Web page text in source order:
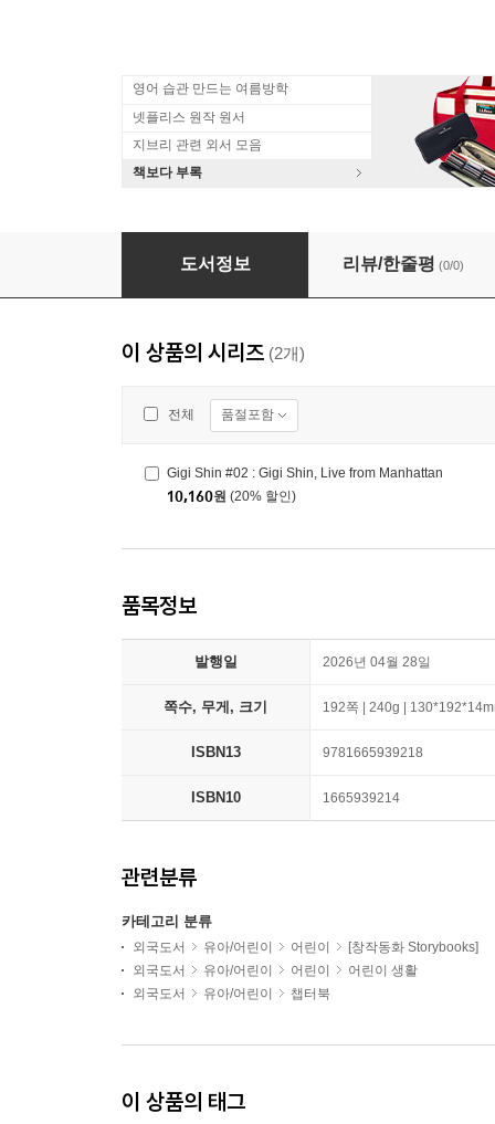
영어 습관 만드는 여름방학
넷플리스 원작 원서
지브리 관련 외서 모음
책보다 부록
Gigi Shin #02 : Gigi Shin, Live from
도서정보 리뷰/한줄평 (0/0)
이 상품의 시리즈 (2개)
전체 품절포함
Gigi Shin #02 : Gigi Shin, Live from Manhattan
10,160원 (20% 할인)
품목정보
발행일 2026년 04월 28일
쪽수, 무게, 크기 192쪽 | 240g |
ISBN13 9781665939218
ISBN10 1665939214
관련분류
카테고리 분류
외국도서 유아/어린이 어린이
[창작동화 Storybooks]
외국도서
유아/어린이 어린이
어린이 생활
외국도서
유아/어린이 챕터북
이 상품의 태그